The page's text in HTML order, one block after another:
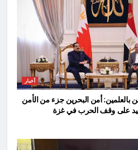
أخبار
بالعلمين: أمن البحرين جزء من الأمن
على وقف الحرب في غزة